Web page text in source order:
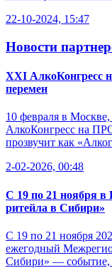
22-10-2024, 15:47
Новости
XXI АлкоКонгресс
перемен
10 февраля в
АлкоКонгресс на
прозвучит как
2-02-2026, 00:48
С 19 по 21 ноября в
ритейла в Сибири»
С 19 по 21 ноября
ежегодный
Сибири» — событие,